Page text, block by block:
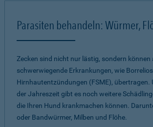
Parasiten behandeln: Würmer,
Zecken sind nicht nur lästig, sondern können
schwerwiegende Erkrankungen, wie
Hirnhautentzündungen (FSME), übertragen.
der Jahreszeit gibt es noch weitere
die Ihren Hund krankmachen können.
oder Bandwürmer, Milben und Flöhe.